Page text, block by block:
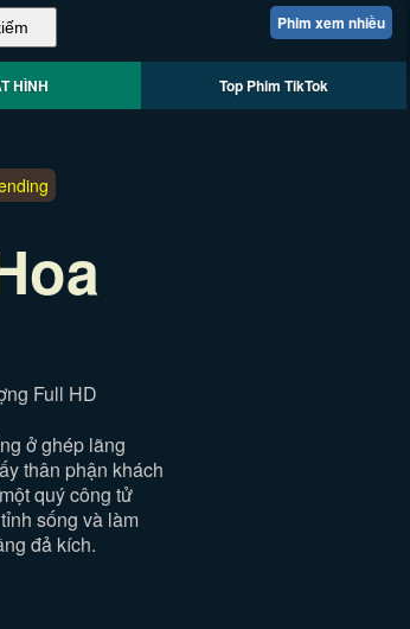
Phim xem nhiều
HÌNH Top Phim TikTok
Full HD
ở ghép lãng
thân phận khách
quý công tử
sống và làm
đả kích.